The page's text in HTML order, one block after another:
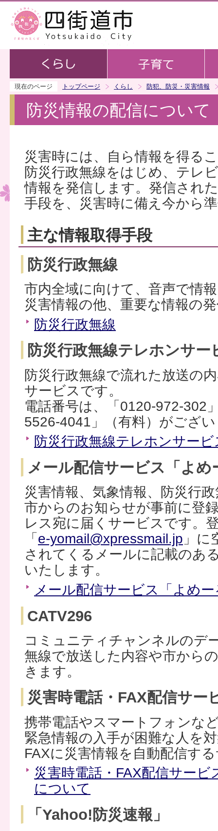
現在のページ トップページ くらし 防犯、防災・災害情報
防災情報の配信について
災害時には、自ら情報を得る
防災行政無線をはじめ、テレ
情報を発信します。発信され
手段を、災害時に備え今から
主な情報取得手段
防災行政無線
市内全域に向けて、音声で情
災害情報の他、重要な情報の
防災行政無線
防災行政無線テレホンサー
防災行政無線で流れた放送の
サービスです。
電話番号は、「0120-972-302
5526-4041」（有料）がござ
防災行政無線テレホンサービ
メール配信サービス「よめ
災害情報、気象情報、防災行
市からのお知らせが事前に登
レス宛に届くサービスです。
「 e-yomail@xpressmail.jp 」に
されてくるメールに記載のあ
いたします。
メール配信サービス「よめ
CATV296
コミュニティチャンネルのデ
無線で放送した内容や市から
きます。
災害時電話・FAX配信サー
携帯電話やスマートフォンな
緊急情報の入手が困難な人を
FAXに災害情報を自動配信す
災害時電話・FAX配信サー
について
「Yahoo!防災速報」